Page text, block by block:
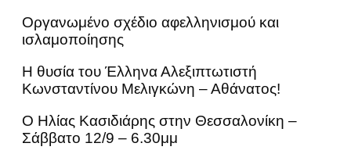
Οργανωμένο σχέδιο αφελληνισμού και
ισλαμοποίησης
Η θυσία του Έλληνα Αλεξιπτωτιστή
Κωνσταντίνου Μελιγκώνη – Αθάνατος!
Ο Ηλίας Κασιδιάρης στην Θεσσαλονίκη –
Σάββατο 12/9 – 6.30μμ